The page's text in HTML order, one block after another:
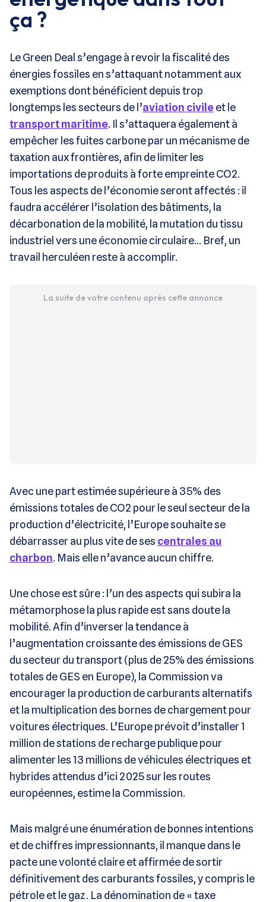
ça ?
Le Green Deal s’engage à revoir la fiscalité des
énergies fossiles en s’attaquant notamment aux
exemptions dont bénéficient depuis trop
longtemps les secteurs de l’aviation civile et le
transport maritime. Il s’attaquera également à
empêcher les fuites carbone par un mécanisme de
taxation aux frontières, afin de limiter les
importations de produits à forte empreinte CO2.
Tous les aspects de l’économie seront affectés : il
faudra accélérer l’isolation des bâtiments, la
décarbonation de la mobilité, la mutation du tissu
industriel vers une économie circulaire… Bref, un
travail herculéen reste à accomplir.
La suite de votre contenu après cette annonce
Avec une part estimée supérieure à 35% des
émissions totales de CO2 pour le seul secteur de la
production d’électricité, l’Europe souhaite se
débarrasser au plus vite de ses centrales au
charbon. Mais elle n’avance aucun chiffre.
Une chose est sûre : l’un des aspects qui subira la
métamorphose la plus rapide est sans doute la
mobilité. Afin d’inverser la tendance à
l’augmentation croissante des émissions de GES
du secteur du transport (plus de 25% des émissions
totales de GES en Europe), la Commission va
encourager la production de carburants alternatifs
et la multiplication des bornes de chargement pour
voitures électriques. L’Europe prévoit d’installer 1
million de stations de recharge publique pour
alimenter les 13 millions de véhicules électriques et
hybrides attendus d’ici 2025 sur les routes
européennes, estime la Commission.
Mais malgré une énumération de bonnes intentions
et de chiffres impressionnants, il manque dans le
pacte une volonté claire et affirmée de sortir
définitivement des carburants fossiles, y compris le
pétrole et le gaz. La dénomination de « taxe